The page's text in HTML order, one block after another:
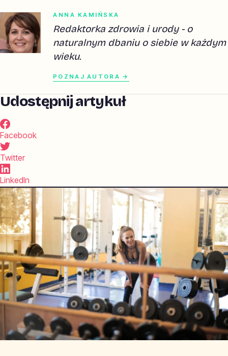
ANNA KAMIŃSKA
Redaktorka zdrowia i urody - o
naturalnym dbaniu o siebie w każdym
wieku.
POZNAJ AUTORA →
Udostępnij artykuł
Facebook
Twitter
LinkedIn